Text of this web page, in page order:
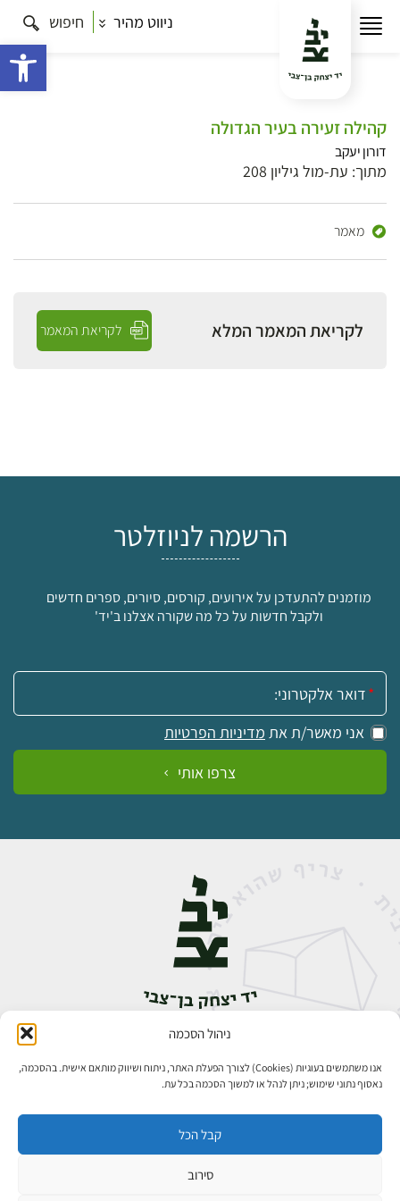
ניהול הסכמה
אנו משתמשים בעוגיות (Cookies) לצורך הפעלת האתר, ניתוח ושיווק מותאם אישית. בהסכמה,
נאסוף נתוני שימוש; ניתן לנהל או למשוך הסכמה בכל עת.
קבל הכל
סירוב
ניווט מהיר חיפוש
קהילה זעירה בעיר הגדולה
דורון יעקב
מתוך: עת-מול גיליון 208
מאמר
לקריאת המאמר המלא לקריאת המאמר
הרשמה לניוזלטר
מוזמנים להתעדכן על אירועים, קורסים, סיורים, ספרים חדשים
ולקבל חדשות על כל מה שקורה אצלנו ב'יד'
אימייל:
אני מאשר/ת את מדיניות הפרטיות
צרפו אותי
אבן גבירול 14, רחביה, ירושלים